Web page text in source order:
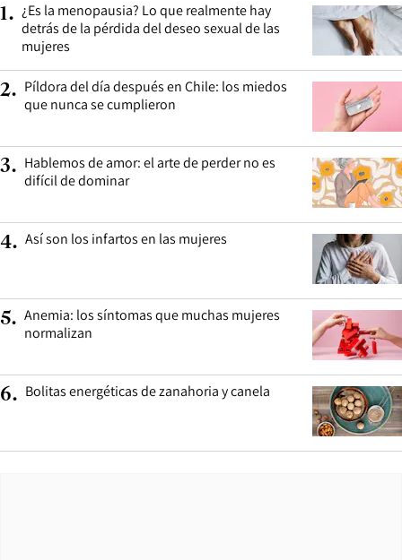
1. ¿Es la menopausia? Lo que realmente hay
detrás de la pérdida del deseo sexual de las
mujeres
2. Píldora del día después en Chile: los miedos
que nunca se cumplieron
3. Hablemos de amor: el arte de perder no es
difícil de dominar
4. Así son los infartos en las mujeres
5. Anemia: los síntomas que muchas mujeres
normalizan
6. Bolitas energéticas de zanahoria y canela